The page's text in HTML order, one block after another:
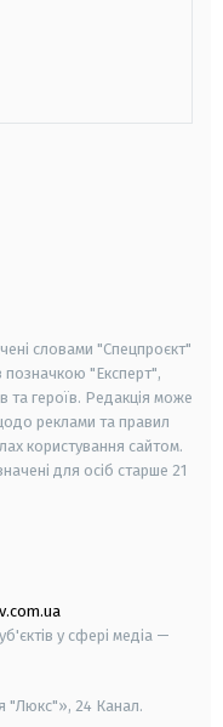
словами "Спецпроєкт"
позначкою "Експерт",
та героїв. Редакція може
реклами та правил
користування сайтом.
для осіб старше 21
у сфері медіа —
"Люкс"», 24 Канал.